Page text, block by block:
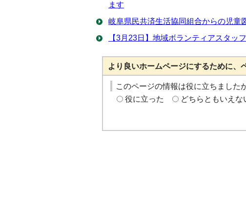
ます
岐阜県民共済生活協同組合からの児童
【3月23日】地域ボランティアスタッ
より良いホームページにするために、
このページの情報は役に立ちました
役に立った
どちらともいえな